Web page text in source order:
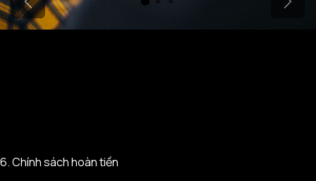
Previous Next
6.Chính sách hoàn tiền